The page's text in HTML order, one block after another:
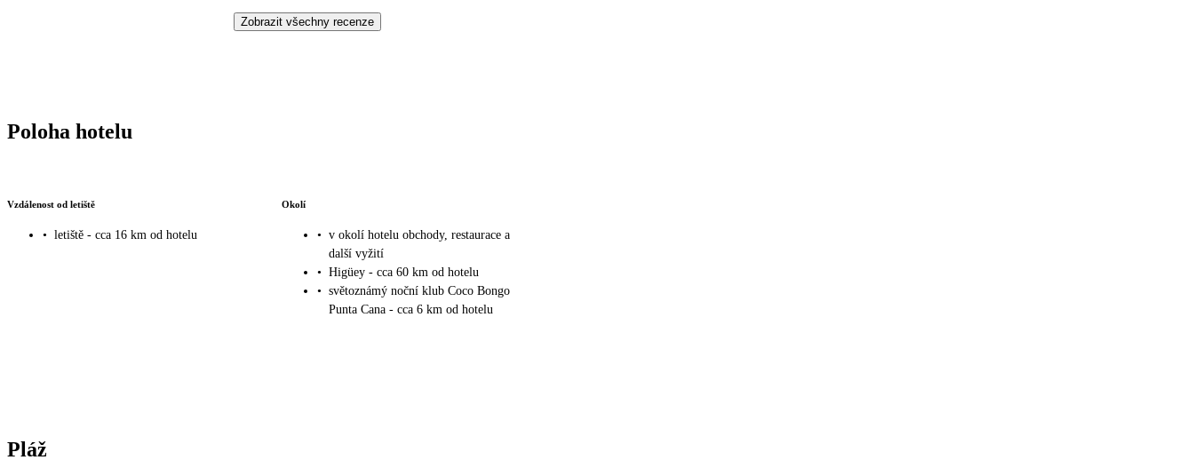
Zobrazit všechny recenze
Poloha hotelu
Vzdálenost od letiště
• letiště - cca 16 km od hotelu
Okolí
• v okolí hotelu obchody, restaurace a
další vyžití
• Higüey - cca 60 km od hotelu
• světoznámý noční klub Coco Bongo
Punta Cana - cca 6 km od hotelu
Pláž